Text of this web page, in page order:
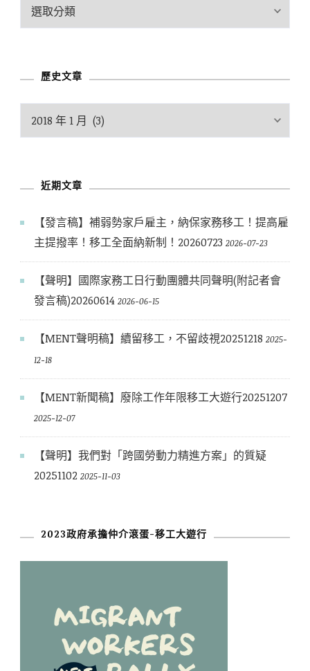
歷史文章
近期文章
【發言稿】補弱勢家戶雇主，納保家務移工！提高雇
主提撥率！移工全面納新制！20260723 2026-07-23
【聲明】國際家務工日行動團體共同聲明(附記者會
發言稿)20260614 2026-06-15
【MENT聲明稿】續留移工，不留歧視20251218 2025-
12-18
【MENT新聞稿】廢除工作年限移工大遊行20251207
2025-12-07
【聲明】我們對「跨國勞動力精進方案」的質疑
20251102 2025-11-03
2023政府承擔仲介滾蛋-移工大遊行